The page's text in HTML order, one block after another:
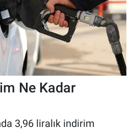
Ne Kadar
3,96 liralık indirim